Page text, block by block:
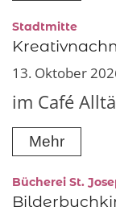
Stadtmitte:
13. Oktober
im Café
Mehr
Bücherei St.